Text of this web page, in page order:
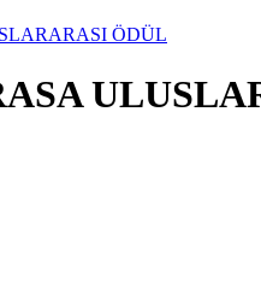
ÖDÜL